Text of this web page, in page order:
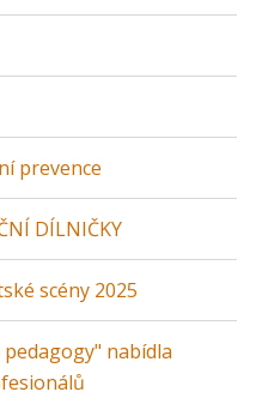
prevence
DÍLNIČKY
scény 2025
nabídla